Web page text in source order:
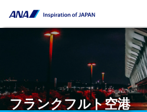
フランクフルト空港